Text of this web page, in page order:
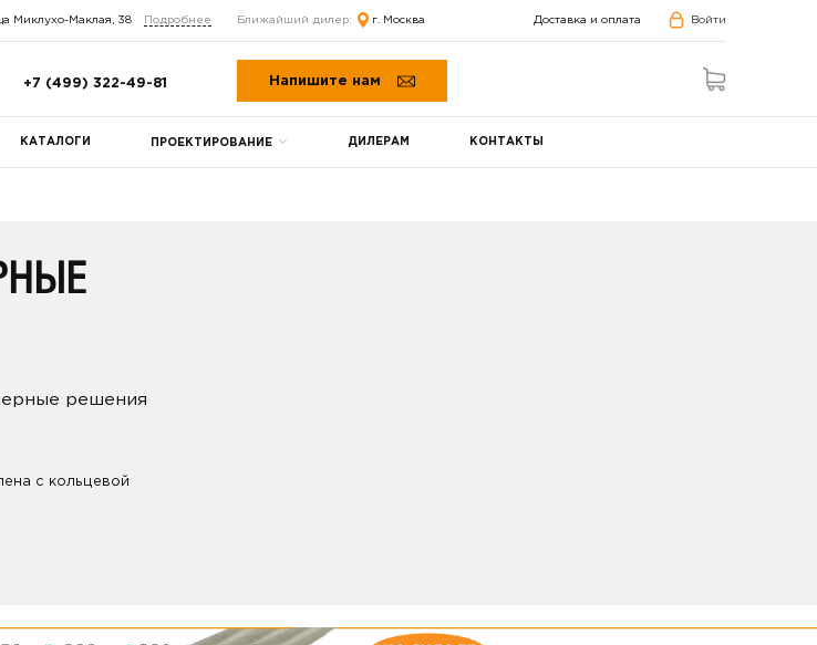
Миклухо-Маклая, 38 Подробнее Ближайший дилер: г. Москва Доставка и оплата Войти
+7 (499) 322-49-81 Напишите нам
КАТАЛОГИ ПРОЕКТИРОВАНИЕ ДИЛЕРАМ КОНТАКТЫ
решения
с кольцевой